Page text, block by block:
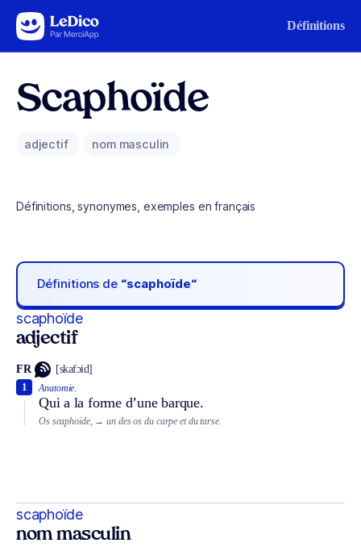
Aller au contenu Définitions
Scaphoïde
adjectif nom masculin
Définitions, synonymes, exemples en français
Définitions de “scaphoïde“
scaphoïde
adjectif
FR [skafɔid]
Anatomie.
Qui a la forme d’une barque.
1
Os scaphoïde, → un des os du carpe et du tarse.
scaphoïde
nom masculin